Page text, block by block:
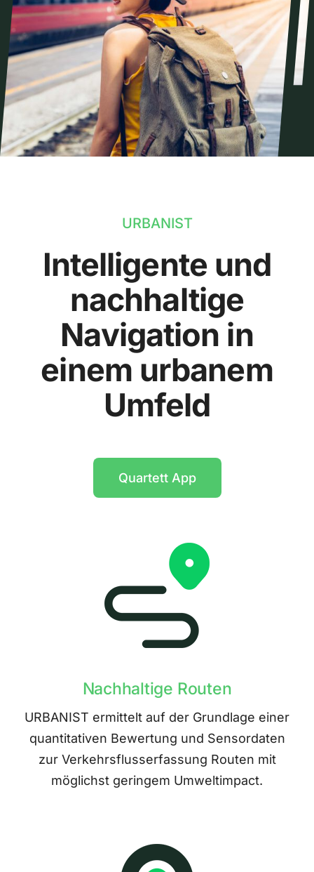
URBANIST
Intelligente und
nachhaltige
Navigation in
einem urbanem
Umfeld
Quartett App
Nachhaltige Routen
URBANIST ermittelt auf der Grundlage einer
quantitativen Bewertung und Sensordaten
zur Verkehrsflusserfassung Routen mit
möglichst geringem Umweltimpact.